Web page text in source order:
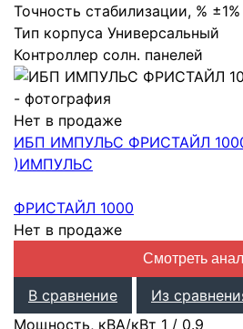
Точность стабилизации, % ±1%
Тип корпуса Универсальный
Контроллер солн. панелей
Нет в продаже
ИБП ИМПУЛЬС ФРИСТАЙЛ
)ИМПУЛЬС
ФРИСТАЙЛ 1000
Нет в продаже
Смотреть
В сравнение
Из
Мощность, кВА/кВт 1 / 0.9